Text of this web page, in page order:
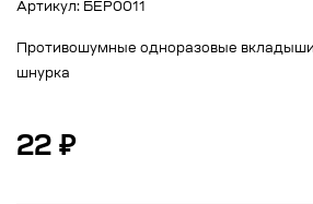
Артикул: БЕР0011
Противошумные одноразовые
шнурка
22 ₽